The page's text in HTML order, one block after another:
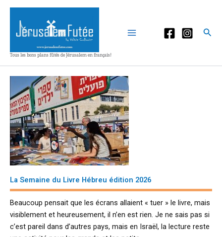
Aller
contenu
Tous les bons plans fûtés de Jérusalem en français!
La Semaine du Livre Hébreu édition 2026
Beaucoup pensait que les écrans allaient « tuer » le livre, mais
visiblement et heureusement, il n’en est rien. Je ne sais pas si
c’est pareil dans d’autres pays, mais en Israël, la lecture reste